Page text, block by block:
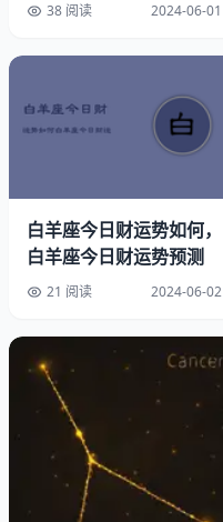
幸运方位：南方略偏东
幸运时间：上午8点至9点
幸运饰品：热情火焰吊坠
38 阅读 2024-06-01
白羊座今日财运势如何，
白羊座今日财运势预测
21 阅读 2024-06-02